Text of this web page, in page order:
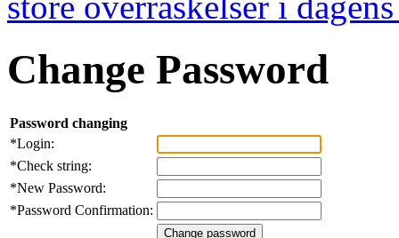
Change Password
Password changing
*Login:
*Check string:
*New Password:
*Password Confirmation: